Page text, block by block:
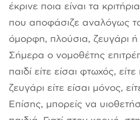
έκρινε ποια είναι τα
που αποφάσιζε αναλόγως
όμορφη, πλούσια, ζευγάρι ή
Σήμερα ο νομοθέτης
παιδί είτε είσαι φτωχός,
ζευγάρι είτε είσαι μόνος,
Επίσης, μπορείς να